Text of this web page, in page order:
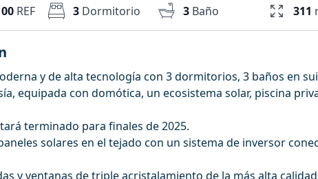
REF 3 Dormitorio 3 Baño 311
y de alta tecnología con 3 dormitorios, 3 baños en
equipada con domótica, un ecosistema solar, piscina
terminado para finales de 2025.
solares en el tejado con un sistema de inversor
y ventanas de triple acristalamiento de la más alta